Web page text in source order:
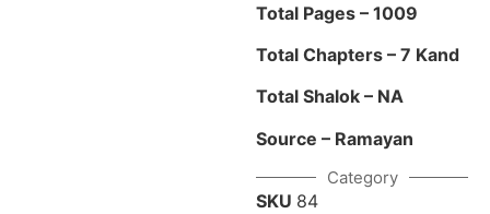
Total Pages – 1009
Total Chapters – 7 Kand
Total Shalok – NA
Source – Ramayan
Category
SKU 84